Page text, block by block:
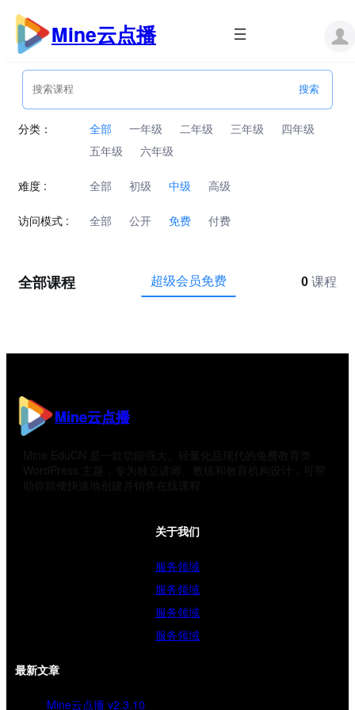
跳
内
Mine云点播
分类： 全部 一年级 二年级 三年级
四年级
五年级
六年级
难度 : 全部 初级 中级 高级
访问模式 : 全部 公开 免费 付费
全部课程 超级会员免费 0 课程
Mine云点播
Mine EduCN 是一款功能强大、轻量化且现代的免费教育类
WordPress 主题，专为独立讲师、教练和教育机构设计，可帮
助你简便快速地创建并销售在线课程
关于我们
服务领域
服务领域
服务领域
服务领域
最新文章
Mine云点播 v2.3.10